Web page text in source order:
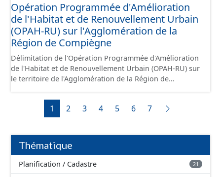
Opération Programmée d'Amélioration
de l'Habitat et de Renouvellement Urbain
(OPAH-RU) sur l'Agglomération de la
Région de Compiègne
Délimitation de l'Opération Programmée d'Amélioration
de l'Habitat et de Renouvellement Urbain (OPAH-RU) sur
le territoire de l'Agglomération de la Région de
communes de Compiègne et de Margny-lès-Compiègne.
Cette OPAH est opérationnelle jusqu'en juillet 2026 et
elle ne sera pas renouvelée au-delà de cette date.
1 2 3 4 5 6 7
Thématique
Planification / Cadastre 21